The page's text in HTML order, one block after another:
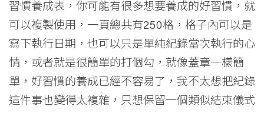
習慣養成表，你可能有很多想要養成的好習慣，就
可以複製使用，一頁總共有250格，格子內可以是
寫下執行日期，也可以只是單純紀錄當次執行的心
情，或者就是很簡單的打個勾，就像蓋章一樣簡
單，好習慣的養成已經不容易了，我不太想把紀錄
這件事也變得太複雜，只想保留一個類似結束儀式